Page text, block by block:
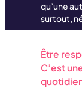
qu’une
surtout,
Être
C’est